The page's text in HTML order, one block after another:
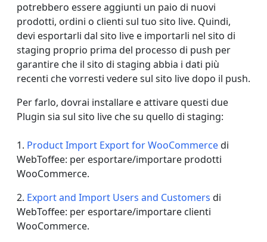
potrebbero essere aggiunti un paio di nuovi
prodotti, ordini o clienti sul tuo sito live. Quindi,
devi esportarli dal sito live e importarli nel sito di
staging proprio prima del processo di push per
garantire che il sito di staging abbia i dati più
recenti che vorresti vedere sul sito live dopo il push.
Per farlo, dovrai installare e attivare questi due
Plugin sia sul sito live che su quello di staging:
1. Product Import Export for WooCommercedi
WebToffee: per esportare/importare prodotti
WooCommerce.
2. Export and Import Users and Customers di
WebToffee: per esportare/importare clienti
WooCommerce.